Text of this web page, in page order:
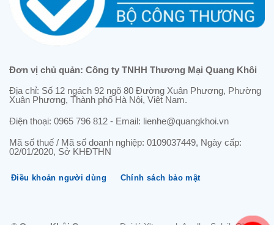
Đơn vị chủ quản: Công ty TNHH Thương Mại Quang Khôi
Địa chỉ: Số 12 ngách 92 ngõ 80 Đường Xuân Phương, Phường
Xuân Phương, Thành phố Hà Nội, Việt Nam.
Điện thoại: 0965 796 812 - Email: lienhe@quangkhoi.vn
Mã số thuế / Mã số doanh nghiệp: 0109037449, Ngày cấp:
02/01/2020, Sở KHĐTHN
Điều khoản người dùng Chính sách bảo mật